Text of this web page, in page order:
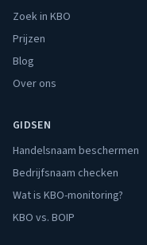
Zoek in KBO
Prijzen
Blog
Over ons
GIDSEN
Handelsnaam beschermen
Bedrijfsnaam checken
Wat is KBO-monitoring?
KBO vs. BOIP